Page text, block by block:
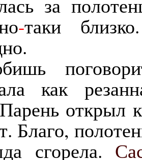
за
-таки
как
открыл
Благо,
сгорела.